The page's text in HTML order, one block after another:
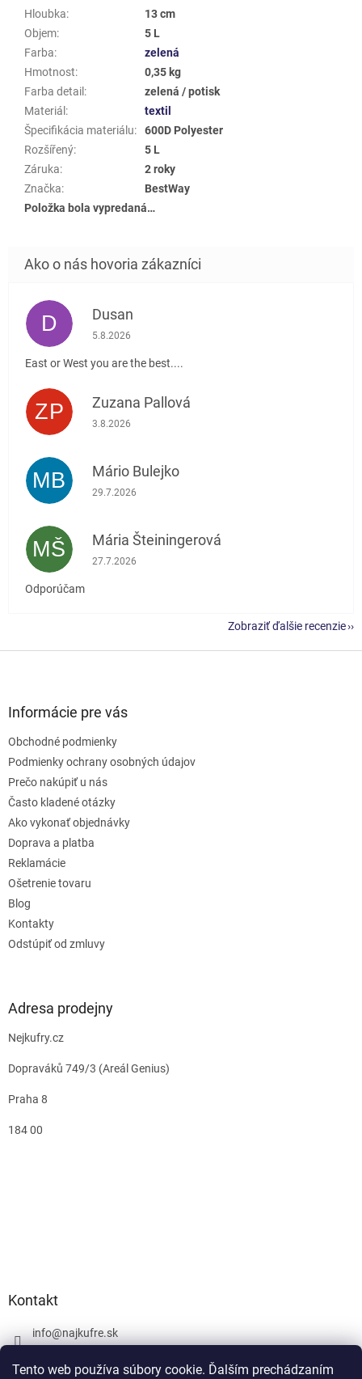
Tento web používa súbory cookie. Ďalším prechádzaním
Hloubka:
13 cm
Objem:
5 L
Farba:
zelená
Hmotnost:
0,35 kg
Farba detail :
zelená / potisk
Materiál :
textil
Špecifikácia materiálu:
600D Polyester
Rozšířený:
5 L
Záruka:
2 roky
Značka:
BestWay
Položka bola vypredaná…
D Dusan
Hodnotenie obchodu je 5 z 5 hviezdičiek.
5.8.2026
East or West you are the best....
ZP Zuzana Pallová
Hodnotenie obchodu je 5 z 5 hviezdičiek.
3.8.2026
MB Mário Bulejko
Hodnotenie obchodu je 5 z 5 hviezdičiek.
29.7.2026
MŠ Mária Šteiningerová
Hodnotenie obchodu je 5 z 5 hviezdičiek.
27.7.2026
Odporúčam
Zobraziť ďalšie recenzie
Informácie pre vás
Obchodné podmienky
Podmienky ochrany osobných údajov
Prečo nakúpiť u nás
Často kladené otázky
Ako vykonať objednávky
Doprava a platba
Reklamácie
Ošetrenie tovaru
Blog
Kontakty
Odstúpiť od zmluvy
Adresa prodejny
Nejkufry.cz
Dopraváků 749/3 (Areál Genius)
Praha 8
184 00
Kontakt
info@najkufre.sk